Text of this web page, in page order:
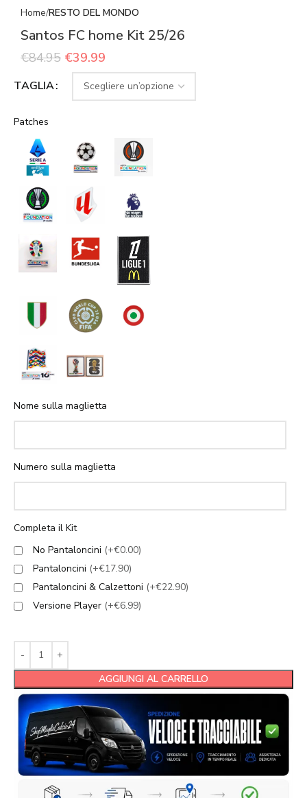
Home RESTO DEL MONDO
Santos FC home Kit 25/26
€84.95 €39.99
TAGLIA
Patches
Nome sulla maglietta
Numero sulla maglietta
Completa il Kit
No Pantaloncini (+€0.00)
Pantaloncini (+€17.90)
Pantaloncini & Calzettoni (+€22.90)
Versione Player (+€6.99)
AGGIUNGI AL CARRELLO